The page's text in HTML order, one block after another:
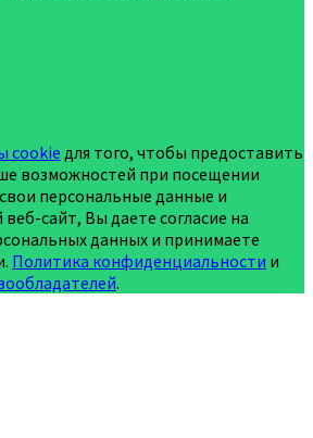
cookie для того, чтобы предоставить
возможностей при посещении
персональные данные и
сайт, Вы даете согласие на
данных и принимаете
Политика конфиденциальности и
.